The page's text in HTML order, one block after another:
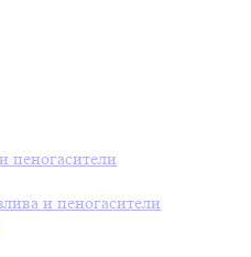
пеногасители
и пеногасители